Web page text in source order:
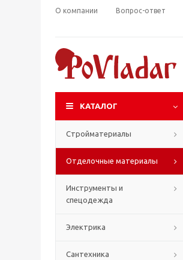
О компании Вопрос-ответ
КАТАЛОГ
Стройматериалы
Отделочные материалы
Инструменты и
спецодежда
Электрика
Сантехника